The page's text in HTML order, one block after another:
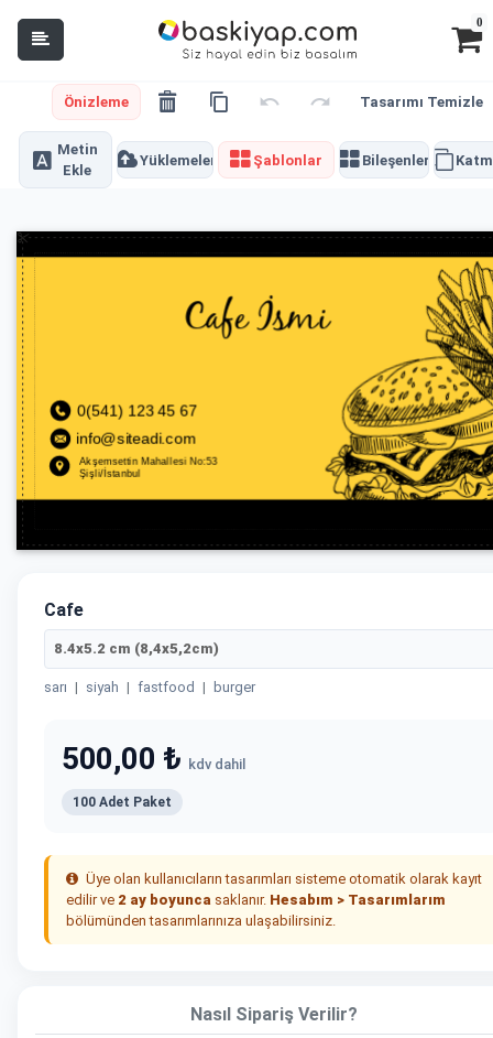
0
Önizleme Tasarımı Temizle
Metin
Ekle
Yüklemeler Şablonlar Bileşenler
Cafe
8.4x5.2 cm (8,4x5,2cm)
sarı | siyah | fastfood | burger
500,00 ₺ kdv dahil
100 Adet Paket
Üye olan kullanıcıların tasarımları sisteme otomatik olarak kayıt
edilir ve 2 ay boyunca saklanır. Hesabım > Tasarımlarım
bölümünden tasarımlarınıza ulaşabilirsiniz.
Nasıl Sipariş Verilir?